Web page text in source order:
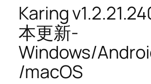
Karing
本更新-
Windows/
/macOS